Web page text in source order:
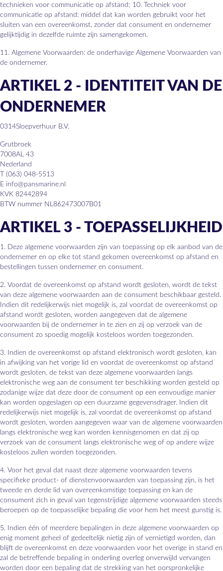
technieken voor communicatie op afstand; 10. Techniek voor
communicatie op afstand: middel dat kan worden gebruikt voor het
sluiten van een overeenkomst, zonder dat consument en ondernemer
gelijktijdig in dezelfde ruimte zijn samengekomen.
11. Algemene Voorwaarden: de onderhavige Algemene Voorwaarden van
de ondernemer.
ARTIKEL 2 - IDENTITEIT VAN DE
ONDERNEMER
0314Sloepverhuur B.V.
Grutbroek
7008AL 43
Nederland
T (063) 048-5513
E info@pansmarine.nl
KVK 82442894
BTW nummer NL862473007B01
ARTIKEL 3 - TOEPASSELIJKHEID
1. Deze algemene voorwaarden zijn van toepassing op elk aanbod van de
ondernemer en op elke tot stand gekomen overeenkomst op afstand en
bestellingen tussen ondernemer en consument.
2. Voordat de overeenkomst op afstand wordt gesloten, wordt de tekst
van deze algemene voorwaarden aan de consument beschikbaar gesteld.
Indien dit redelijkerwijs niet mogelijk is, zal voordat de overeenkomst op
afstand wordt gesloten, worden aangegeven dat de algemene
voorwaarden bij de ondernemer in te zien en zij op verzoek van de
consument zo spoedig mogelijk kosteloos worden toegezonden.
3. Indien de overeenkomst op afstand elektronisch wordt gesloten, kan
in afwijking van het vorige lid en voordat de overeenkomst op afstand
wordt gesloten, de tekst van deze algemene voorwaarden langs
elektronische weg aan de consument ter beschikking worden gesteld op
zodanige wijze dat deze door de consument op een eenvoudige manier
kan worden opgeslagen op een duurzame gegevensdrager. Indien dit
redelijkerwijs niet mogelijk is, zal voordat de overeenkomst op afstand
wordt gesloten, worden aangegeven waar van de algemene voorwaarden
langs elektronische weg kan worden kennisgenomen en dat zij op
verzoek van de consument langs elektronische weg of op andere wijze
kosteloos zullen worden toegezonden.
4. Voor het geval dat naast deze algemene voorwaarden tevens
specifieke product- of dienstenvoorwaarden van toepassing zijn, is het
tweede en derde lid van overeenkomstige toepassing en kan de
consument zich in geval van tegenstrijdige algemene voorwaarden steeds
beroepen op de toepasselijke bepaling die voor hem het meest gunstig is.
5. Indien één of meerdere bepalingen in deze algemene voorwaarden op
enig moment geheel of gedeeltelijk nietig zijn of vernietigd worden, dan
blijft de overeenkomst en deze voorwaarden voor het overige in stand en
zal de betreffende bepaling in onderling overleg onverwijld vervangen
worden door een bepaling dat de strekking van het oorspronkelijke